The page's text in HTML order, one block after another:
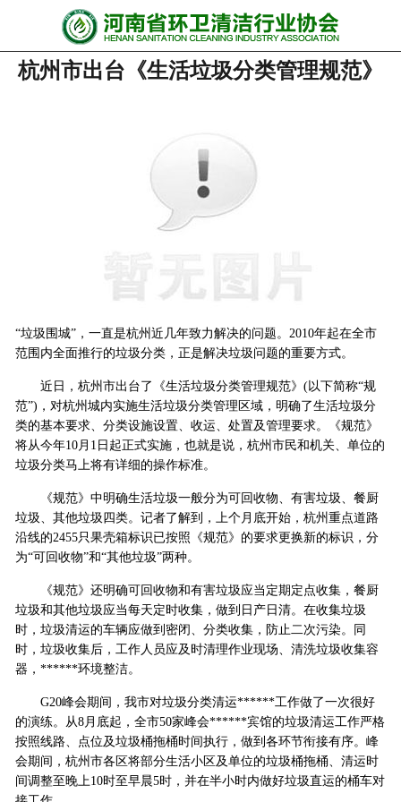
网站首页
协会动态
党政要闻
关于协会
联系我们
杭州市出台《生活垃圾分类管理规范》
“垃圾围城”，一直是杭州近几年致力解决的问题。2010年起在全市
范围内全面推行的垃圾分类，正是解决垃圾问题的重要方式。
近日，杭州市出台了《生活垃圾分类管理规范》(以下简称“规
范”)，对杭州城内实施生活垃圾分类管理区域，明确了生活垃圾分
类的基本要求、分类设施设置、收运、处置及管理要求。《规范》
将从今年10月1日起正式实施，也就是说，杭州市民和机关、单位的
垃圾分类马上将有详细的操作标准。
《规范》中明确生活垃圾一般分为可回收物、有害垃圾、餐厨
垃圾、其他垃圾四类。记者了解到，上个月底开始，杭州重点道路
沿线的2455只果壳箱标识已按照《规范》的要求更换新的标识，分
为“可回收物”和“其他垃圾”两种。
《规范》还明确可回收物和有害垃圾应当定期定点收集，餐厨
垃圾和其他垃圾应当每天定时收集，做到日产日清。在收集垃圾
时，垃圾清运的车辆应做到密闭、分类收集，防止二次污染。同
时，垃圾收集后，工作人员应及时清理作业现场、清洗垃圾收集容
器，******环境整洁。
G20峰会期间，我市对垃圾分类清运******工作做了一次很好
的演练。从8月底起，全市50家峰会******宾馆的垃圾清运工作严格
按照线路、点位及垃圾桶拖桶时间执行，做到各环节衔接有序。峰
会期间，杭州市各区将部分生活小区及单位的垃圾桶拖桶、清运时
间调整至晚上10时至早晨5时，并在半小时内做好垃圾直运的桶车对